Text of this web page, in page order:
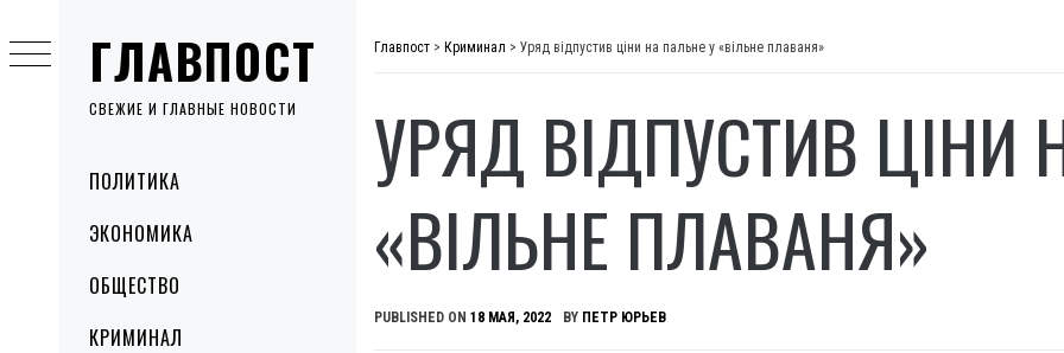
ГЛАВПОСТ
СВЕЖИЕ И ГЛАВНЫЕ НОВОСТИ
MenuПОЛИТИКА
ЭКОНОМИКА
ОБЩЕСТВО
КРИМИНАЛ
to
content
Главпост > Криминал > Уряд відпустив ціни на пальне у «вільне плаваня»
УРЯД ВІДПУСТИВ ЦІНИ
«ВІЛЬНЕ ПЛАВАНЯ»
PUBLISHED ON 18 МАЯ, 2022 BY ПЕТР ЮРЬЕВ